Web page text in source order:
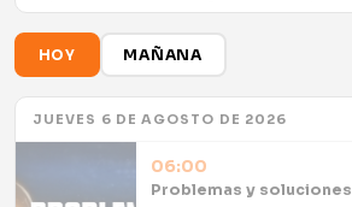
HOY MAÑANA
JUEVES 6 DE AGOSTO DE 2026
06:00
Problemas y soluciones